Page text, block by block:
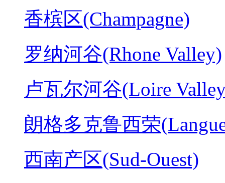
香槟区(Champagne)
罗纳河谷(Rhone Valley)
卢瓦尔河谷(Loire
朗格多克鲁西荣
西南产区(Sud-Ouest)